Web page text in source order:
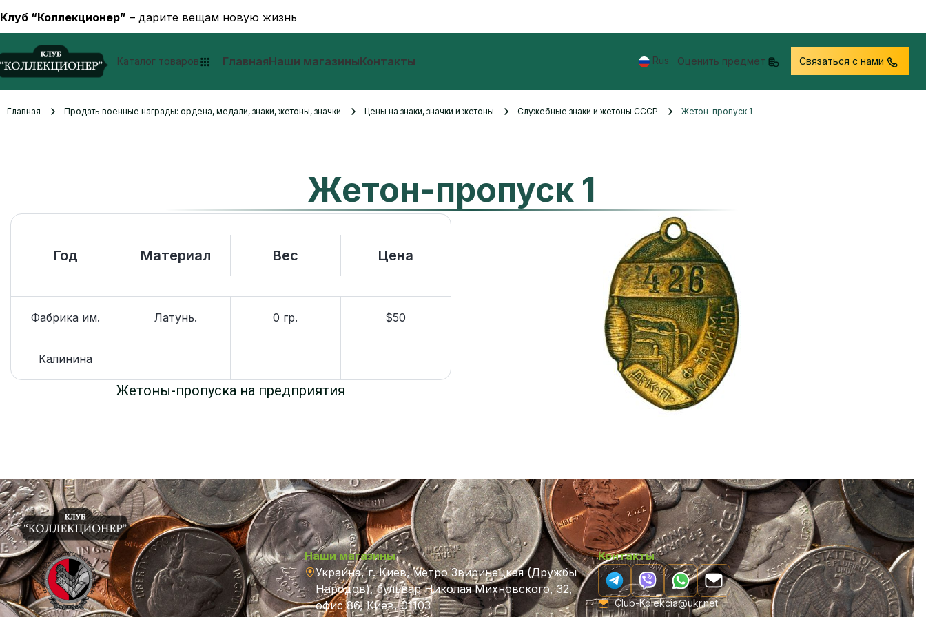
Клуб “Коллекционер” – дарите вещам новую жизнь
Каталог товаров ГлавнаяНаши магазиныКонтакты Rus Оценить предмет Связаться с нами
Главная Продать военные награды: ордена, медали, знаки, жетоны, значки Цены на знаки, значки и жетоны Служебные знаки и жетоны СССР Жетон-пропуск 1
Жетон-пропуск 1
Год Материал Вес Цена
Фабрика им.
Калинина
Латунь. 0 гр. $50
Жетоны-пропуска на предприятия
Наши магазины
Украина, г. Киев, метро Звиринецкая (Дружбы
Народов), бульвар Николая Михновского, 32,
офис 86, Киев, 01103
Контакты
Club-Kolekcia@ukr.net